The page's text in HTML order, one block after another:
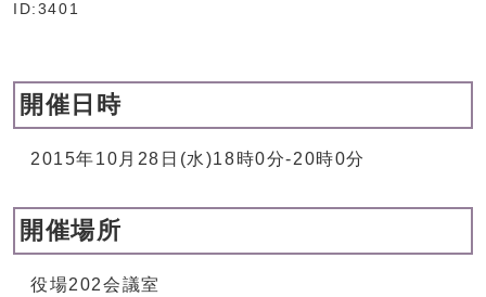
ID:3401
開催日時
2015年10月28日(水)18時0分-20時0分
開催場所
役場202会議室